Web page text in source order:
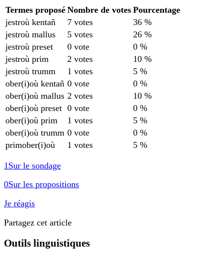
Termes proposé Nombre de votes Pourcentage
jestroù kentañ
7 votes
36 %
jestroù mallus
5 votes
26 %
jestroù preset
0 vote
0 %
jestroù prim
2 votes
10 %
jestroù trumm
1 votes
5 %
ober(i)où kentañ 0 vote
0 %
ober(i)où mallus 2 votes
10 %
ober(i)où preset 0 vote
0 %
ober(i)où prim
1 votes
5 %
ober(i)où trumm 0 vote
0 %
primober(i)où
1 votes 5 %
1 Sur le sondage
0Sur les propositions
Je réagis
Partagez cet article
Outils linguistiques